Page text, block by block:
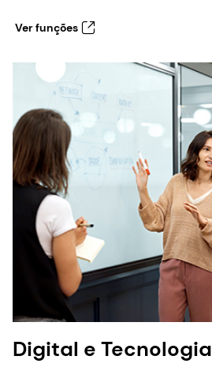
Ver funções
Digital e Tecnologia